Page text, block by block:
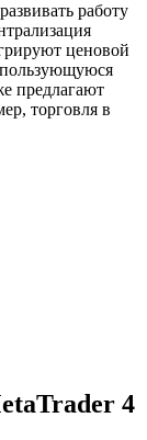
работу
ценовой
пользующуюся
предлагают
торговля в
4